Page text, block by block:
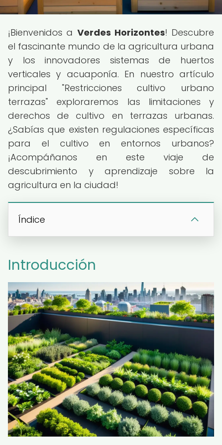
¡Bienvenidos a Verdes Horizontes! Descubre
el fascinante mundo de la agricultura urbana
y los innovadores sistemas de huertos
verticales y acuaponía. En nuestro artículo
principal "Restricciones cultivo urbano
terrazas" exploraremos las limitaciones y
derechos de cultivo en terrazas urbanas.
¿Sabías que existen regulaciones específicas
para el cultivo en entornos urbanos?
¡Acompáñanos en este viaje de
descubrimiento y aprendizaje sobre la
agricultura en la ciudad!
Índice
Introducción